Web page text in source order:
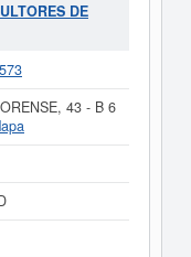
DE
43 - B 6